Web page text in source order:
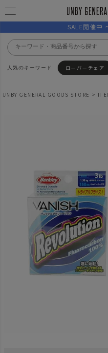
SALE開催中
ローバーチェア
UNBY GENERAL GOODS STORE